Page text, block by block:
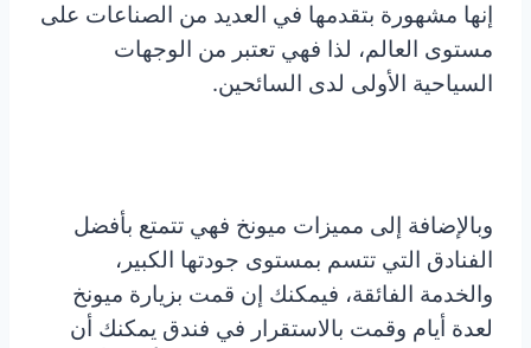
إنها مشهورة بتقدمها في العديد من الصناعات على
مستوى العالم، لذا فهي تعتبر من الوجهات
السياحية الأولى لدى السائحين.
وبالإضافة إلى مميزات ميونخ فهي تتمتع بأفضل
الفنادق التي تتسم بمستوى جودتها الكبير،
والخدمة الفائقة، فيمكنك إن قمت بزيارة ميونخ
لعدة أيام وقمت بالاستقرار في فندق يمكنك أن